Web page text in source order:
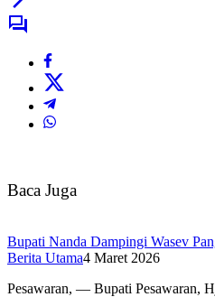
Baca Juga
Bupati Nanda Dampingi Wasev
Berita Utama4 Maret 2026
Pesawaran, — Bupati Pesawaran,